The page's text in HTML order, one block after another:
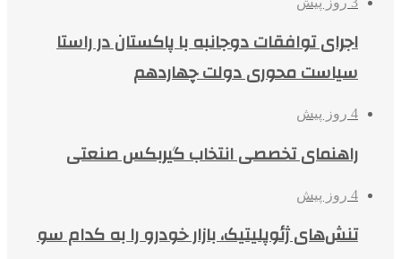
اجرای توافقات دوجانبه با پاکستان در راستا
سیاست محوری دولت چهاردهم
4 روز پیش
راهنمای تخصصی انتخاب گیربکس صنعتی
4 روز پیش
تنش‌های ژئوپلیتیک، بازار خودرو را به کدام سو